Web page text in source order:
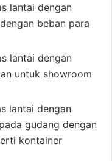
lantai dengan
beban para
lantai dengan
untuk showroom
lantai dengan
gudang dengan
kontainer